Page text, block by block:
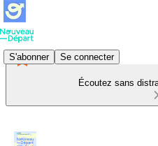
S'abonner Se connecter
Écoutez sans